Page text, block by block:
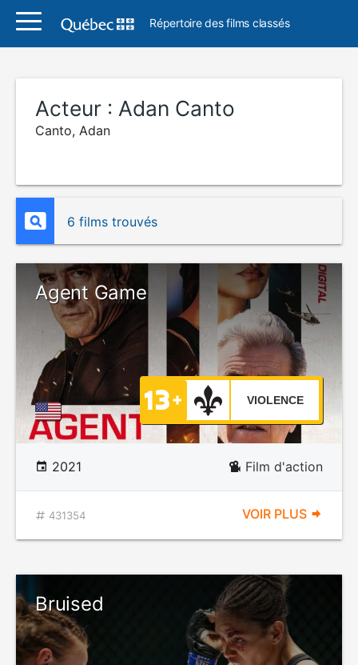
Répertoire des films classés
Acteur : Adan Canto
Canto, Adan
6 films trouvés
Agent Game
VIOLENCE
2021 Film d'action
431354 VOIR PLUS
Bruised